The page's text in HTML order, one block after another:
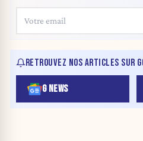
RETROUVEZ NOS ARTICLES SUR
G NEWS